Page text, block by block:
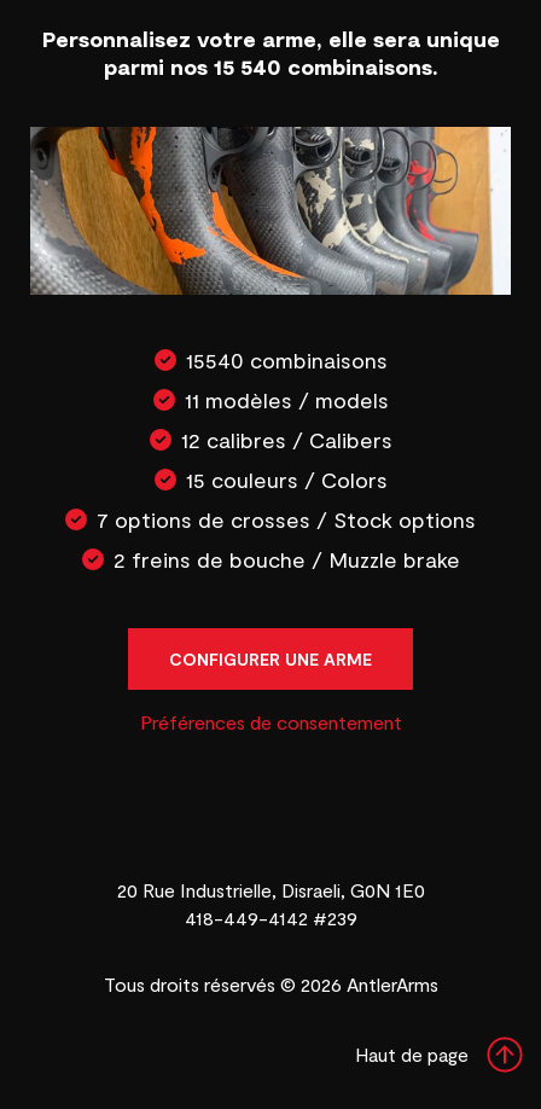
Personnalisez votre arme, elle sera unique
parmi nos 15 540 combinaisons.
15540 combinaisons
11 modèles / models
12 calibres / Calibers
15 couleurs / Colors
7 options de crosses / Stock options
2 freins de bouche / Muzzle brake
CONFIGURER UNE ARME
Préférences de consentement
20 Rue Industrielle, Disraeli, G0N 1E0
418-449-4142 #239
Tous droits réservés © 2026 AntlerArms
Haut de page